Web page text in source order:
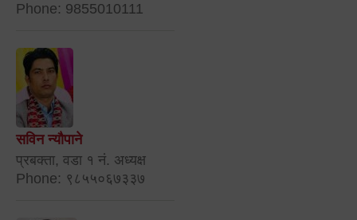
Phone: 9855010111
सविन न्यौपाने
प्रबक्ता, वडा १ नं. अध्यक्ष
Phone: ९८५५०६७३३७